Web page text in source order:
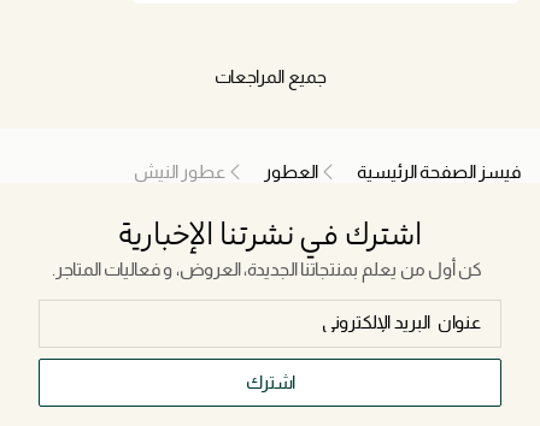
جميع المراجعات
فيسز الصفحة الرئيسية العطور عطور النيش
اشترك في نشرتنا الإخبارية
كن أول من يعلم بمنتجاتنا الجديدة، العروض، و فعاليات المتاجر.
اشترك